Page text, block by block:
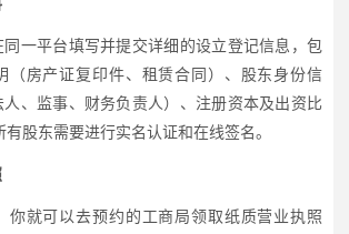
一平台填写并提交详细的设立登记信息，包
（房产证复印件、租赁合同）、股东身份信
、监事、财务负责人）、注册资本及出资比
股东需要进行实名认证和在线签名。
你就可以去预约的工商局领取纸质营业执照